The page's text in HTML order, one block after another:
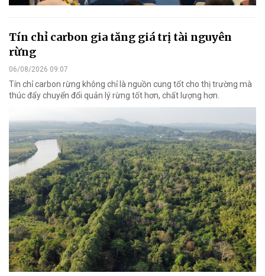
Tín chỉ carbon gia tăng giá trị tài nguyên
rừng
06/08/2026 09:07
Tín chỉ carbon rừng không chỉ là nguồn cung tốt cho thị trường mà
thúc đẩy chuyển đổi quản lý rừng tốt hơn, chất lượng hơn.